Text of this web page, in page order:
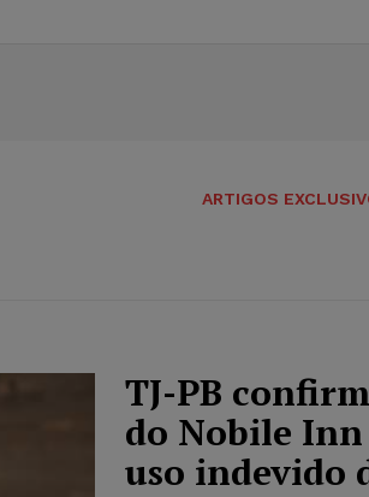
ARTIGOS
TJ-PB
do Nobile
uso indevido